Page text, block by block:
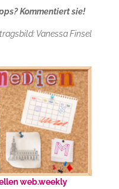
Kommentiert sie!
Vanessa Finsel
web.weekly